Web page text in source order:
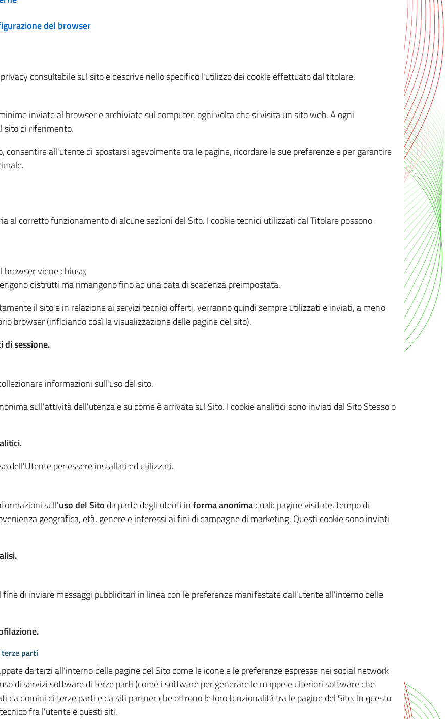
del browser
consultabile sul sito e descrive nello specifico l'utilizzo dei cookie effettuato dal titolare.
inviate al browser e archiviate sul computer, ogni volta che si visita un sito web. A ogni
sito di riferimento.
all'utente di spostarsi agevolmente tra le pagine, ricordare le sue preferenze e per garantire
al corretto funzionamento di alcune sezioni del Sito. I cookie tecnici utilizzati dal Titolare possono
browser viene chiuso;
distrutti ma rimangono fino ad una data di scadenza preimpostata.
il sito e in relazione ai servizi tecnici offerti, verranno quindi sempre utilizzati e inviati, a meno
browser (inficiando così la visualizzazione delle pagine del sito).
di sessione.
informazioni sull'uso del sito.
sull'attività dell'utenza e su come è arrivata sul Sito. I cookie analitici sono inviati dal Sito Stesso o
dell'Utente per essere installati ed utilizzati.
sull'uso del Sito da parte degli utenti informa anonimaquali: pagine visitate, tempo di
geografica, età, genere e interessi ai fini di campagne di marketing. Questi cookie sono inviati
di inviare messaggi pubblicitari in linea con le preferenze manifestate dall'utente all'interno delle
parti
da terzi all'interno delle pagine del Sito come le icone e le preferenze espresse nei social network
di servizi software di terze parti (come i software per generare le mappe e ulteriori software che
da domini di terze parti e da siti partner che offrono le loro funzionalità tra le pagine del Sito. In questo
fra l'utente e questi siti.